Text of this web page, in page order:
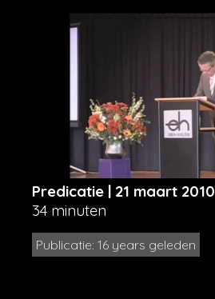
Predicatie | 21 maart 2010
34 minuten
Publicatie: 16 years geleden